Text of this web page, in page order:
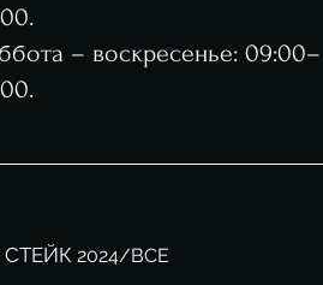
– воскресенье: 09:00–
СТЕЙК 2024/ВСЕ